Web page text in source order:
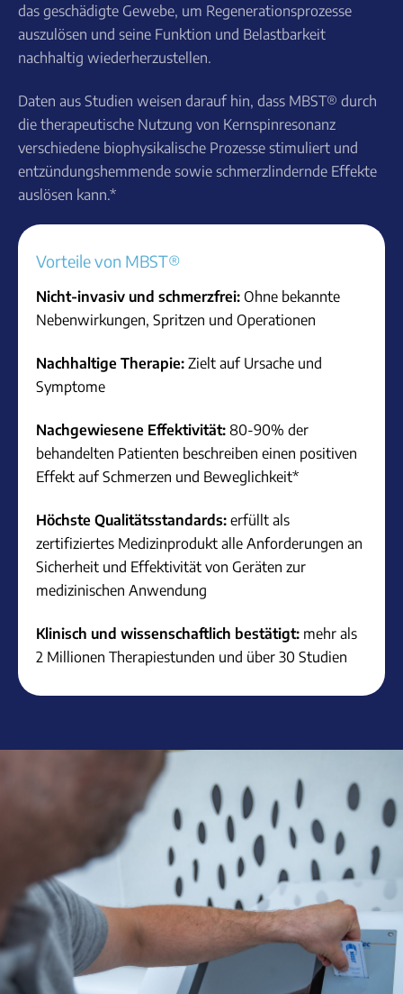
das geschädigte Gewebe, um Regenerationsprozesse
auszulösen und seine Funktion und Belastbarkeit
nachhaltig wiederherzustellen.
Daten aus Studien weisen darauf hin, dass MBST® durch
die therapeutische Nutzung von Kernspinresonanz
verschiedene biophysikalische Prozesse stimuliert und
entzündungshemmende sowie schmerzlindernde Effekte
auslösen kann.*
Vorteile von MBST®
Nicht-invasiv und schmerzfrei: Ohne bekannte
Nebenwirkungen, Spritzen und Operationen
Nachhaltige Therapie: Zielt auf Ursache und
Symptome
Nachgewiesene Effektivität: 80-90% der
behandelten Patienten beschreiben einen positiven
Effekt auf Schmerzen und Beweglichkeit*
Höchste Qualitätsstandards: erfüllt als
zertifiziertes Medizinprodukt alle Anforderungen an
Sicherheit und Effektivität von Geräten zur
medizinischen Anwendung
Klinisch und wissenschaftlich bestätigt: mehr als
2 Millionen Therapiestunden und über 30 Studien